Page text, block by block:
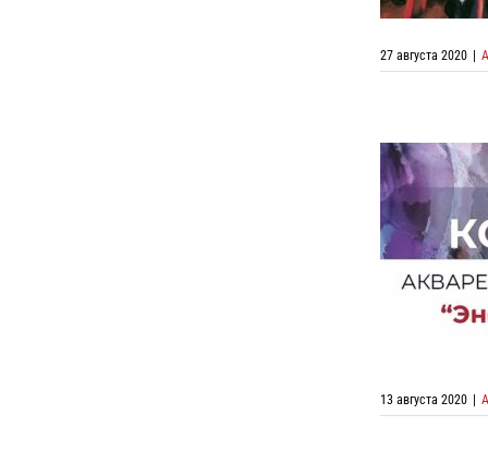
27 августа 2020
Конкурс
жизни»
13 августа 2020